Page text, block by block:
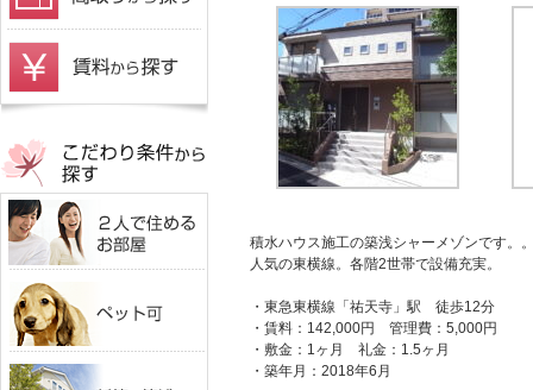
積水ハウス施工の築浅シャーメゾンです。
人気の東横線。各階2世帯で設備充実。
・東急東横線「祐天寺」駅 徒歩12分
・賃料：142,000円 管理費：5,000円
・敷金：1ヶ月 礼金：1.5ヶ月
・築年月：2018年6月